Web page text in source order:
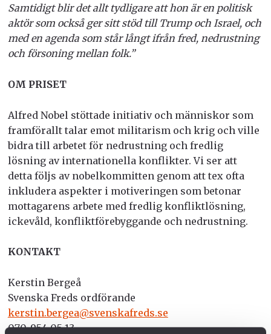
Samtidigt blir det allt tydligare att hon är en politisk
aktör som också ger sitt stöd till Trump och Israel, och
med en agenda som står långt ifrån fred, nedrustning
och försoning mellan folk.”
OM PRISET
Alfred Nobel stöttade initiativ och människor som
framförallt talar emot militarism och krig och ville
bidra till arbetet för nedrustning och fredlig
lösning av internationella konflikter. Vi ser att
detta följs av nobelkommitten genom att tex ofta
inkludera aspekter i motiveringen som betonar
mottagarens arbete med fredlig konfliktlösning,
ickevåld, konfliktförebyggande och nedrustning.
KONTAKT
Kerstin Bergeå
Svenska Freds ordförande
kerstin.bergea@svenskafreds.se
070-954 05 13